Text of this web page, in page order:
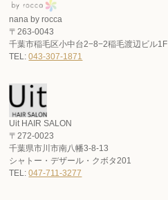
nana by rocca
〒263-0043
千葉市稲毛区小中台2−8−2稲毛渡辺ビル1F
TEL:043-307-1871
Uit HAIR SALON
〒272-0023
千葉県市川市南八幡3-8-13
シャトー・デザール・クボタ201
TEL:047-711-3277